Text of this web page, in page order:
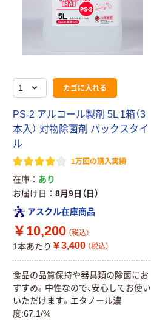
カゴに入れる
PS-2 アルコール製剤 5L 1箱（3
本入） 対物除菌剤 パックスタイ
ル
1万回の購入実績
在庫
あり
お届け日
8月9日（日）
アスクル在庫商品
￥10,200 （税込）
1本あたり ￥3,400 （税込）
食品の品質保持や器具類の除菌にお
すすめ。中性なので、安心してお使い
いただけます。エタノール濃
度:67.1/%
「現場のチカラ」
川西工業 使いき
ンボス サイズフ